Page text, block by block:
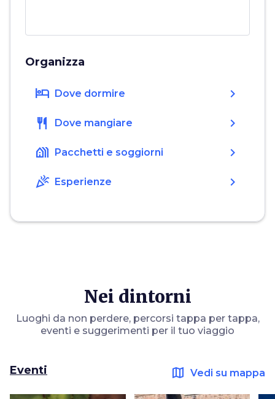
Organizza
hotel Dove dormire chevron_right
restaurant Dove mangiare chevron_right
holiday_village Pacchetti e soggiorni chevron_right
celebration Esperienze chevron_right
Nei dintorni
Luoghi da non perdere, percorsi tappa per tappa,
eventi e suggerimenti per il tuo viaggio
Eventi map Vedi su mappa